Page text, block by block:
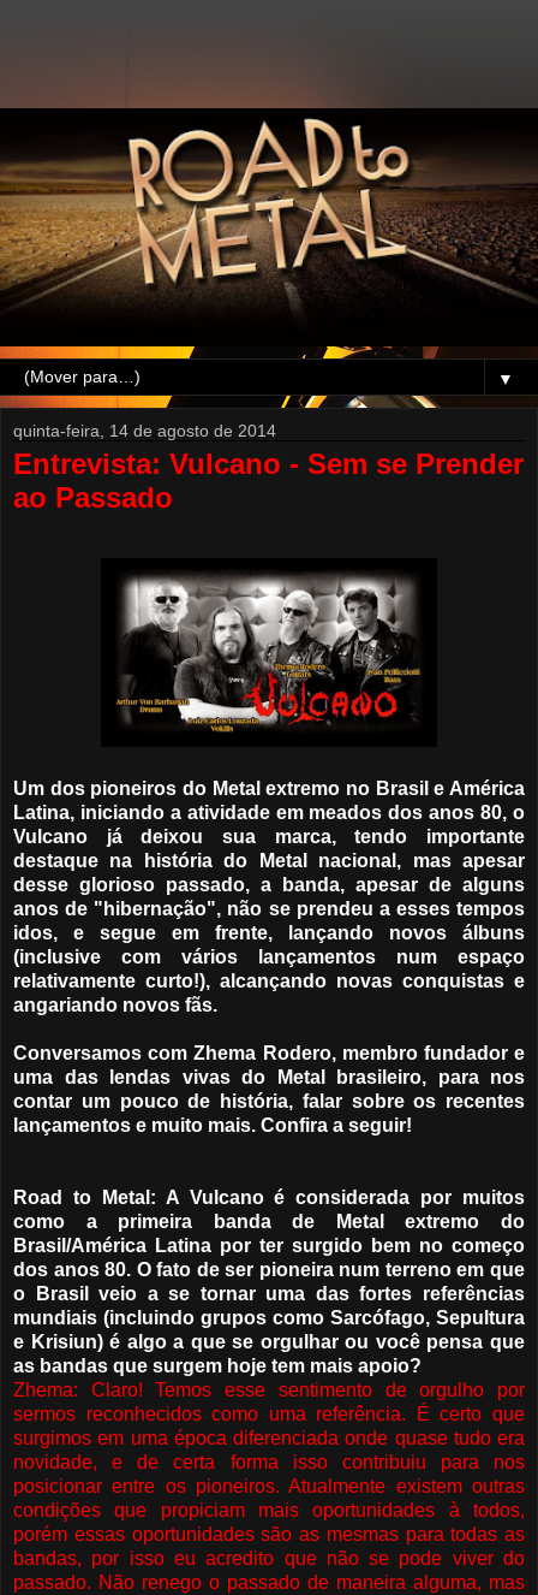
▼
quinta-feira, 14 de agosto de 2014
Entrevista: Vulcano - Sem se Prender
ao Passado
Um dos pioneiros do Metal extremo no Brasil e América
Latina, iniciando a atividade em meados dos anos 80, o
Vulcano já deixou sua marca, tendo importante
destaque na história do Metal nacional, mas apesar
desse glorioso passado, a banda, apesar de alguns
anos de "hibernação", não se prendeu a esses tempos
idos, e segue em frente, lançando novos álbuns
(inclusive com vários lançamentos num espaço
relativamente curto!), alcançando novas conquistas e
angariando novos fãs.
Conversamos com Zhema Rodero, membro fundador e
uma das lendas vivas do Metal brasileiro, para nos
contar um pouco de história, falar sobre os recentes
lançamentos e muito mais. Confira a seguir!
Road to Metal: A Vulcano é considerada por muitos
como a primeira banda de Metal extremo do
Brasil/América Latina por ter surgido bem no começo
dos anos 80. O fato de ser pioneira num terreno em que
o Brasil veio a se tornar uma das fortes referências
mundiais (incluindo grupos como Sarcófago, Sepultura
e Krisiun) é algo a que se orgulhar ou você pensa que
as bandas que surgem hoje tem mais apoio?
Zhema: Claro! Temos esse sentimento de orgulho por
sermos reconhecidos como uma referência. É certo que
surgimos em uma época diferenciada onde quase tudo era
novidade, e de certa forma isso contribuiu para nos
posicionar entre os pioneiros. Atualmente existem outras
condições que propiciam mais oportunidades à todos,
porém essas oportunidades são as mesmas para todas as
bandas, por isso eu acredito que não se pode viver do
passado. Não renego o passado de maneira alguma, mas